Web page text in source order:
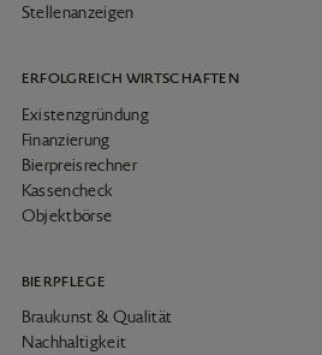
Stellenanzeigen
ERFOLGREICH WIRTSCHAFTEN
Existenzgründung
Finanzierung
Bierpreisrechner
Kassencheck
Objektbörse
BIERPFLEGE
Braukunst & Qualität
Nachhaltigkeit